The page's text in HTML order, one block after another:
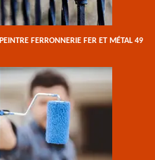
PEINTRE FERRONNERIE FER ET MÉTAL 49